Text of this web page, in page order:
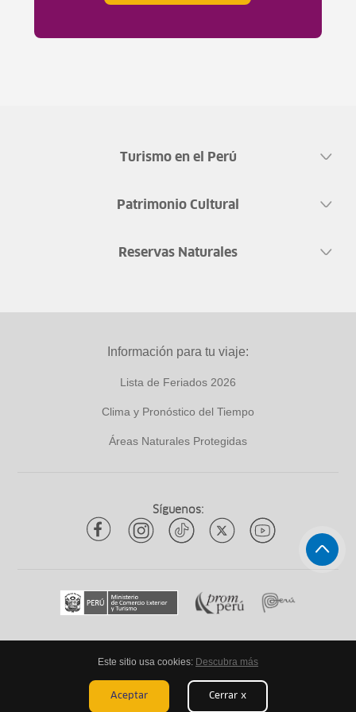
Turismo en el Perú
Patrimonio Cultural
Reservas Naturales
Información para tu viaje:
Lista de Feriados 2026
Clima y Pronóstico del Tiempo
Áreas Naturales Protegidas
Síguenos:
Todos los derechos reservadosytuqueplanes 2026
Este sitio usa cookies: Descubra más
Aceptar Cerrar x